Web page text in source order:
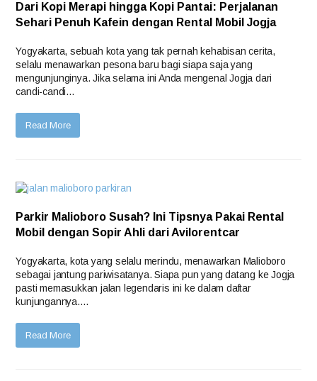
Dari Kopi Merapi hingga Kopi Pantai: Perjalanan
Sehari Penuh Kafein dengan Rental Mobil Jogja
Yogyakarta, sebuah kota yang tak pernah kehabisan cerita,
selalu menawarkan pesona baru bagi siapa saja yang
mengunjunginya. Jika selama ini Anda mengenal Jogja dari
candi-candi…
Read More
Parkir Malioboro Susah? Ini Tipsnya Pakai Rental
Mobil dengan Sopir Ahli dari Avilorentcar
Yogyakarta, kota yang selalu merindu, menawarkan Malioboro
sebagai jantung pariwisatanya. Siapa pun yang datang ke Jogja
pasti memasukkan jalan legendaris ini ke dalam daftar
kunjungannya.…
Read More